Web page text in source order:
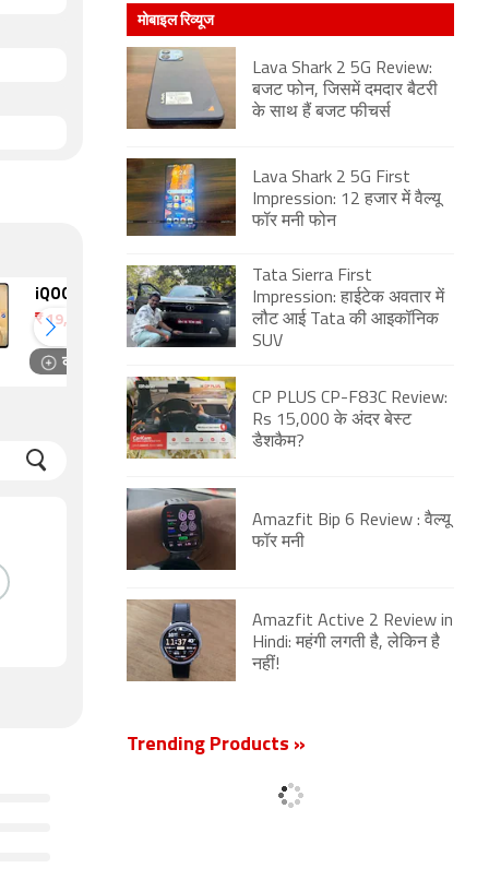
iQOO Z11 Lite
₹ 19,499
कंपेयर
OnePlus N6x
₹18,999
मोबाइल रिव्यूज
Lava Shark 2 5G Review:
बजट फोन, जिसमें दमदार बैटरी
के साथ हैं बजट फीचर्स
Lava Shark 2 5G First
Impression: 12 हजार में वैल्यू
फॉर मनी फोन
Tata Sierra First
Impression: हाईटेक अवतार में
लौट आई Tata की आइकॉनिक
SUV
CP PLUS CP-F83C Review:
Rs 15,000 के अंदर बेस्ट
डैशकैम?
Amazfit Bip 6 Review : वैल्यू
फॉर मनी
Amazfit Active 2 Review in
Hindi: महंगी लगती है, लेकिन है
नहीं!
Trending Products »